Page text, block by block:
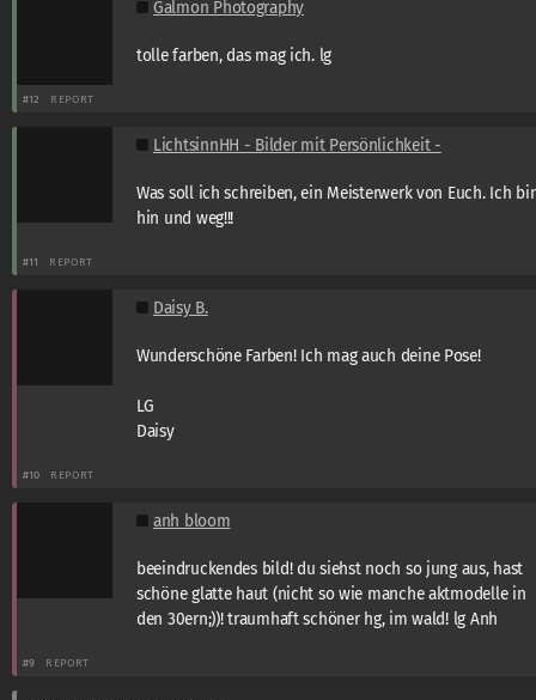
Galmon Photography
tolle farben, das mag ich. lg
#12 REPORT
LichtsinnHH - Bilder mit Persönlichkeit -
Was soll ich schreiben, ein Meisterwerk von Euch. Ich
hin und weg!!!
#11 REPORT
Daisy B.
Wunderschöne Farben! Ich mag auch deine Pose!
LG
Daisy
#10 REPORT
anh bloom
beeindruckendes bild! du siehst noch so jung aus, hast
schöne glatte haut (nicht so wie manche aktmodelle in
den 30ern;))! traumhaft schöner hg, im wald! lg Anh
#9 REPORT